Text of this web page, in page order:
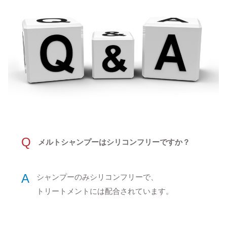
Q メルトシャンプーはシリコンフリーですか？
A
シャンプーのみシリコンフリーで、
トリートメントには配合されています。